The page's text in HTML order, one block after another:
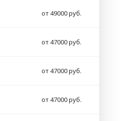
от 49000 руб.
от 47000 руб.
от 47000 руб.
от 47000 руб.